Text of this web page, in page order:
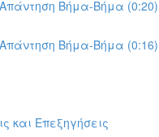
Βήμα-Βήμα (0:20)
Βήμα-Βήμα (0:16)
και Επεξηγήσεις